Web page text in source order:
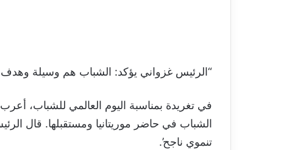
“الرئيس غزواني يؤكد: الشباب هم وسيلة وهدف
في تغريدة بمناسبة اليوم العالمي للشباب،
الشباب في حاضر موريتانيا ومستقبلها. قال
تنموي ناجح’.